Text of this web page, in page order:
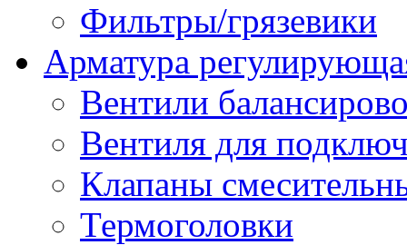
Фильтры/грязевики
Арматура
Вентили
Вентиля для
Клапаны
Термоголовки